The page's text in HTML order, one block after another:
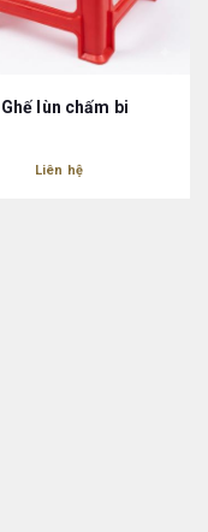
Ghế lùn chấm bi
Liên hệ